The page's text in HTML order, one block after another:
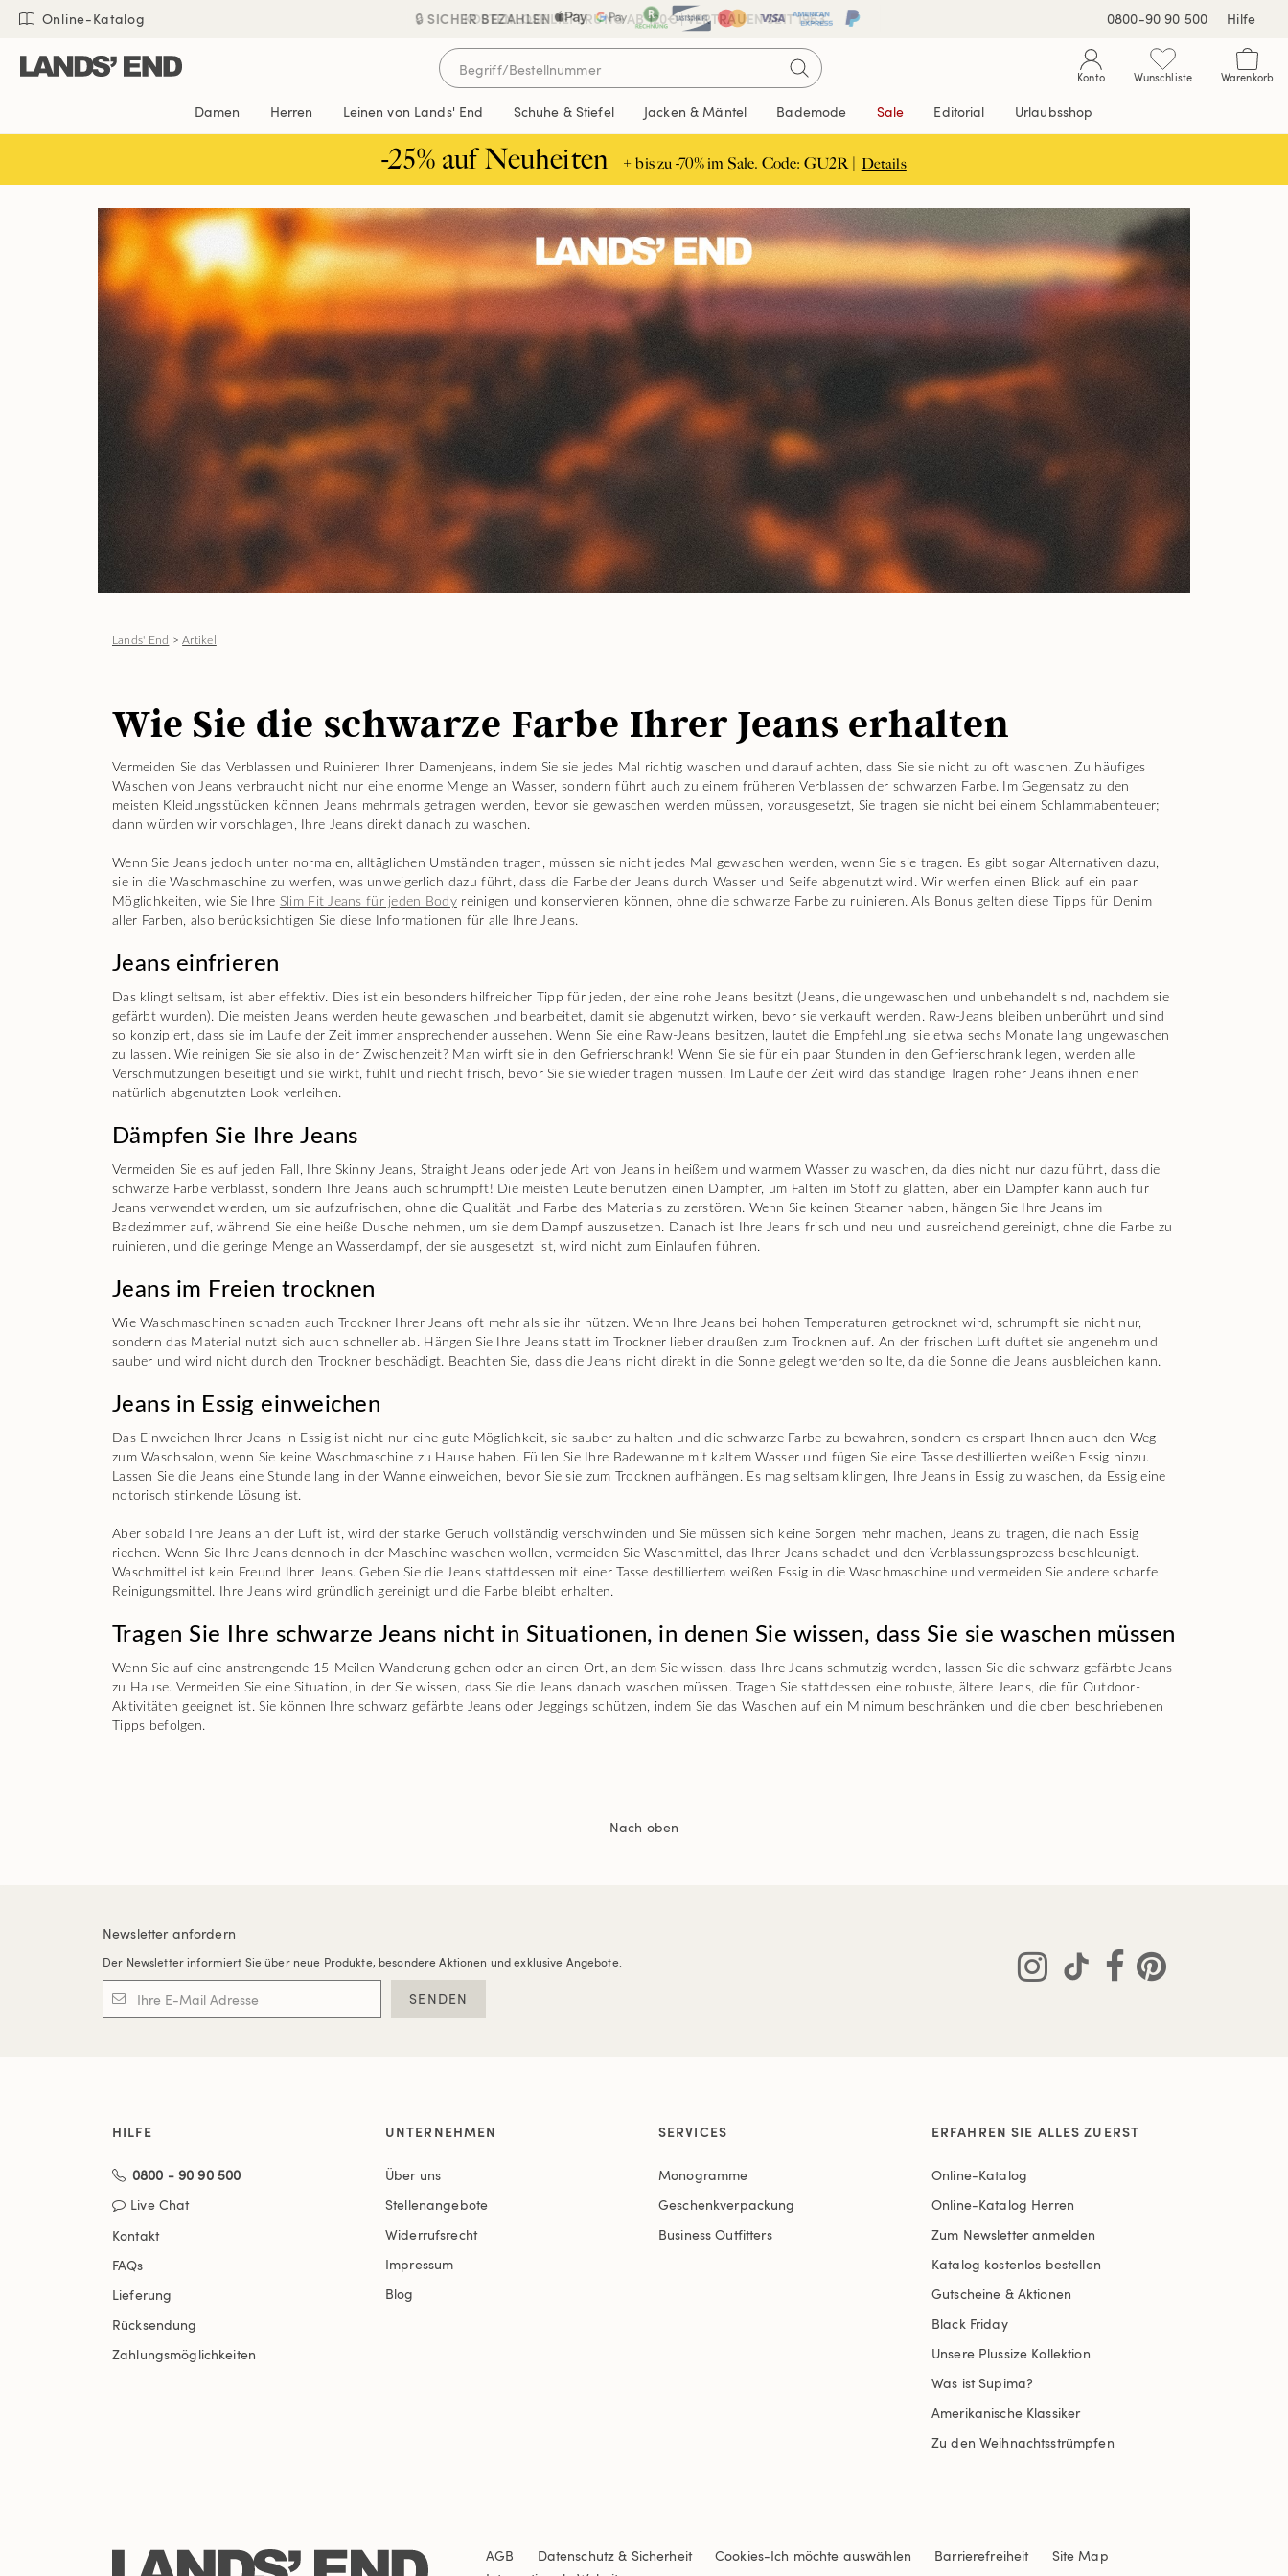
Direkt
Inhalt
Direkt
Navigation
Direkt
Suche
KOSTENLOSE LIEFERUNG AB 120€ | VERTRAUEN SEIT 1963
🔒 SICHER BEZAHLEN
Online-Katalog 0800-90 90 500 Hilfe
Konto Wunschliste Warenkorb
Damen Herren Leinen von Lands' End Schuhe & Stiefel Jacken & Mäntel Bademode Sale Editorial Urlaubsshop
-25% auf Neuheiten + bis zu -70% im Sale. Code: GU2R | Details
Lands' End >Artikel
Wie Sie die schwarze Farbe Ihrer Jeans erhalten
Vermeiden Sie das Verblassen und Ruinieren Ihrer Damenjeans, indem Sie sie jedes Mal richtig waschen und darauf achten, dass Sie sie nicht zu oft waschen. Zu häufiges
Waschen von Jeans verbraucht nicht nur eine enorme Menge an Wasser, sondern führt auch zu einem früheren Verblassen der schwarzen Farbe. Im Gegensatz zu den
meisten Kleidungsstücken können Jeans mehrmals getragen werden, bevor sie gewaschen werden müssen, vorausgesetzt, Sie tragen sie nicht bei einem Schlammabenteuer;
dann würden wir vorschlagen, Ihre Jeans direkt danach zu waschen.
Wenn Sie Jeans jedoch unter normalen, alltäglichen Umständen tragen, müssen sie nicht jedes Mal gewaschen werden, wenn Sie sie tragen. Es gibt sogar Alternativen dazu,
sie in die Waschmaschine zu werfen, was unweigerlich dazu führt, dass die Farbe der Jeans durch Wasser und Seife abgenutzt wird. Wir werfen einen Blick auf ein paar
Möglichkeiten, wie Sie Ihre Slim Fit Jeans für jeden Bodyreinigen und konservieren können, ohne die schwarze Farbe zu ruinieren. Als Bonus gelten diese Tipps für Denim
aller Farben, also berücksichtigen Sie diese Informationen für alle Ihre Jeans.
Jeans einfrieren
Das klingt seltsam, ist aber effektiv. Dies ist ein besonders hilfreicher Tipp für jeden, der eine rohe Jeans besitzt (Jeans, die ungewaschen und unbehandelt sind, nachdem sie
gefärbt wurden). Die meisten Jeans werden heute gewaschen und bearbeitet, damit sie abgenutzt wirken, bevor sie verkauft werden. Raw-Jeans bleiben unberührt und sind
so konzipiert, dass sie im Laufe der Zeit immer ansprechender aussehen. Wenn Sie eine Raw-Jeans besitzen, lautet die Empfehlung, sie etwa sechs Monate lang ungewaschen
zu lassen. Wie reinigen Sie sie also in der Zwischenzeit? Man wirft sie in den Gefrierschrank! Wenn Sie sie für ein paar Stunden in den Gefrierschrank legen, werden alle
Verschmutzungen beseitigt und sie wirkt, fühlt und riecht frisch, bevor Sie sie wieder tragen müssen. Im Laufe der Zeit wird das ständige Tragen roher Jeans ihnen einen
natürlich abgenutzten Look verleihen.
Dämpfen Sie Ihre Jeans
Vermeiden Sie es auf jeden Fall, Ihre Skinny Jeans, Straight Jeans oder jede Art von Jeans in heißem und warmem Wasser zu waschen, da dies nicht nur dazu führt, dass die
schwarze Farbe verblasst, sondern Ihre Jeans auch schrumpft! Die meisten Leute benutzen einen Dampfer, um Falten im Stoff zu glätten, aber ein Dampfer kann auch für
Jeans verwendet werden, um sie aufzufrischen, ohne die Qualität und Farbe des Materials zu zerstören. Wenn Sie keinen Steamer haben, hängen Sie Ihre Jeans im
Badezimmer auf, während Sie eine heiße Dusche nehmen, um sie dem Dampf auszusetzen. Danach ist Ihre Jeans frisch und neu und ausreichend gereinigt, ohne die Farbe zu
ruinieren, und die geringe Menge an Wasserdampf, der sie ausgesetzt ist, wird nicht zum Einlaufen führen.
Jeans im Freien trocknen
Wie Waschmaschinen schaden auch Trockner Ihrer Jeans oft mehr als sie ihr nützen. Wenn Ihre Jeans bei hohen Temperaturen getrocknet wird, schrumpft sie nicht nur,
sondern das Material nutzt sich auch schneller ab. Hängen Sie Ihre Jeans statt im Trockner lieber draußen zum Trocknen auf. An der frischen Luft duftet sie angenehm und
sauber und wird nicht durch den Trockner beschädigt. Beachten Sie, dass die Jeans nicht direkt in die Sonne gelegt werden sollte, da die Sonne die Jeans ausbleichen kann.
Jeans in Essig einweichen
Das Einweichen Ihrer Jeans in Essig ist nicht nur eine gute Möglichkeit, sie sauber zu halten und die schwarze Farbe zu bewahren, sondern es erspart Ihnen auch den Weg
zum Waschsalon, wenn Sie keine Waschmaschine zu Hause haben. Füllen Sie Ihre Badewanne mit kaltem Wasser und fügen Sie eine Tasse destillierten weißen Essig hinzu.
Lassen Sie die Jeans eine Stunde lang in der Wanne einweichen, bevor Sie sie zum Trocknen aufhängen. Es mag seltsam klingen, Ihre Jeans in Essig zu waschen, da Essig eine
notorisch stinkende Lösung ist.
Aber sobald Ihre Jeans an der Luft ist, wird der starke Geruch vollständig verschwinden und Sie müssen sich keine Sorgen mehr machen, Jeans zu tragen, die nach Essig
riechen. Wenn Sie Ihre Jeans dennoch in der Maschine waschen wollen, vermeiden Sie Waschmittel, das Ihrer Jeans schadet und den Verblassungsprozess beschleunigt.
Waschmittel ist kein Freund Ihrer Jeans. Geben Sie die Jeans stattdessen mit einer Tasse destilliertem weißen Essig in die Waschmaschine und vermeiden Sie andere scharfe
Reinigungsmittel. Ihre Jeans wird gründlich gereinigt und die Farbe bleibt erhalten.
Tragen Sie Ihre schwarze Jeans nicht in Situationen, in denen Sie wissen, dass Sie sie waschen müssen
Wenn Sie auf eine anstrengende 15-Meilen-Wanderung gehen oder an einen Ort, an dem Sie wissen, dass Ihre Jeans schmutzig werden, lassen Sie die schwarz gefärbte Jeans
zu Hause. Vermeiden Sie eine Situation, in der Sie wissen, dass Sie die Jeans danach waschen müssen. Tragen Sie stattdessen eine robuste, ältere Jeans, die für Outdoor-
Aktivitäten geeignet ist. Sie können Ihre schwarz gefärbte Jeans oder Jeggings schützen, indem Sie das Waschen auf ein Minimum beschränken und die oben beschriebenen
Tipps befolgen.
Nach oben
Newsletter anfordern
Der Newsletter informiert Sie über neue Produkte, besondere Aktionen und exklusive Angebote.
SENDEN
HILFE
0800 - 90 90 500
Live Chat
Kontakt
FAQs
Lieferung
Rücksendung
Zahlungsmöglichkeiten
UNTERNEHMEN
Über uns
Stellenangebote
Widerrufsrecht
Impressum
Blog
SERVICES
Monogramme
Geschenkverpackung
Business Outfitters
ERFAHREN SIE ALLES ZUERST
Online-Katalog
Online-Katalog Herren
Zum Newsletter anmelden
Katalog kostenlos bestellen
Gutscheine & Aktionen
Black Friday
Unsere Plussize Kollektion
Was ist Supima?
Amerikanische Klassiker
Zu den Weihnachtsstrümpfen
AGB Datenschutz & Sicherheit Cookies-Ich möchte auswählen Barrierefreiheit
Site Map